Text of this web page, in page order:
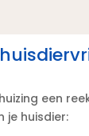
een
je huisdier: